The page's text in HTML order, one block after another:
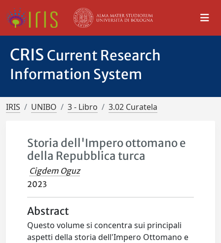
CRIS Current Research
Information System
IRIS UNIBO 3 - Libro 3.02 Curatela
Storia dell'Impero ottomano e
della Repubblica turca
Cigdem Oguz
2023
Abstract
Questo volume si concentra sui principali
aspetti della storia dell'Impero Ottomano e